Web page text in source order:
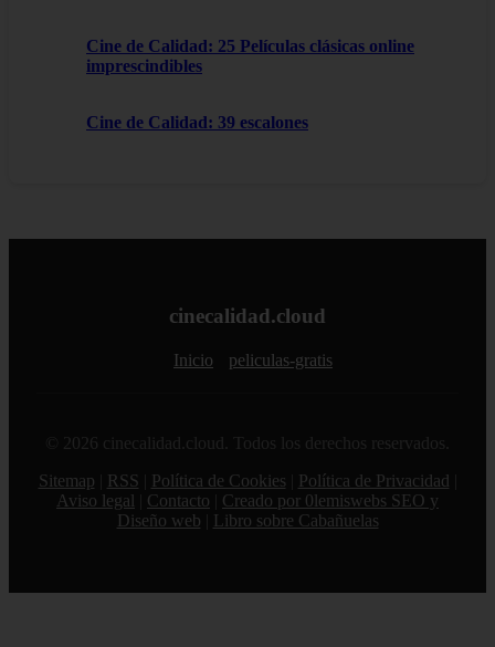
Cine de Calidad: 25 Películas clásicas online
imprescindibles
Cine de Calidad: 39 escalones
cinecalidad.cloud
Inicio peliculas-gratis
© 2026 cinecalidad.cloud. Todos los derechos reservados.
Sitemap
RSS Política de Cookies Política de Privacidad
Aviso legal
Contacto
Creado por 0lemiswebs SEO y
Diseño web
Libro sobre Cabañuelas